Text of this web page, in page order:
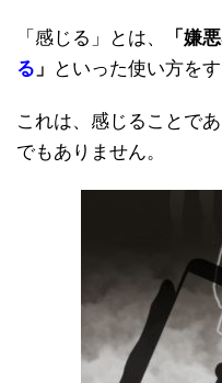
「感じる」とは、 「嫌
る 」 といった使い方を
これは、感じることで
でもありません。